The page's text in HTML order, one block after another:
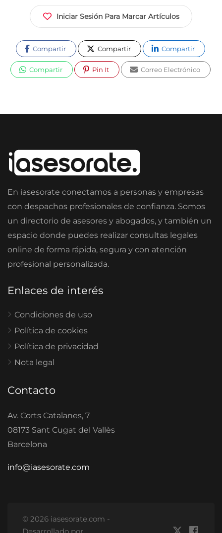
Iniciar Sesión Para Marcar Artículos
Compartir Compartir Compartir
Compartir Pin It Correo Electrónico
En iasesorate conectamos a personas y empresas
con despachos profesionales de confianza. Somos
un directorio de asesores y abogados, y también un
espacio donde puedes realizar consultas legales
online de forma rápida, segura y con atención
profesional personalizada.
Enlaces de interés
Condiciones de uso
Política de cookies
Política de privacidad
Nota legal
Contacto
Av. Corts Catalanes, 7
08173 Sant Cugat del Vallès
Barcelona
info@iasesorate.com
© 2026 iasesorate.com -